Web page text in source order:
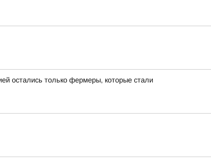
остались только фермеры, которые стали